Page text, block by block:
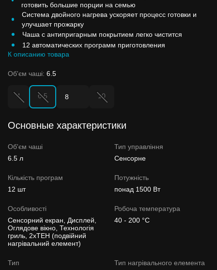
готовить большие порции на семью
Система двойного нагрева ускоряет процесс готовки и
улучшает прожарку
Чаша с антипригарным покрытием легко чистится
12 автоматических программ приготовления
К описанию товара
Об'єм чаші: 6.5
4 6.5 8 10
Основные характеристики
Об'єм чаші
6.5 л
Тип управління
Сенсорне
Кількість програм
12 шт
Потужність
понад 1500 Вт
Особливості
Сенсорний екран, Дисплей,
Оглядове вікно, Технологія
гриль, 2хТЕН (подвійний
нагрівальний елемент)
Робоча температура
40 - 200 °C
Тип
Тип нагрівального елемента